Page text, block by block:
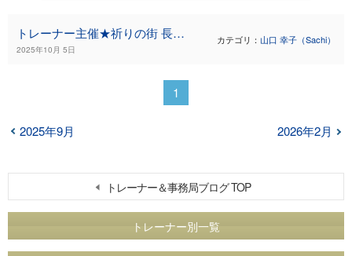
トレーナー＆事務局ブログ TOP
トレーナー別一覧
トレーナー主催★祈りの街 長崎リトリート＆ヘミシンク（3泊4日）3回目のご案内
2025年10月 5日
カテゴリ： 山口 幸子（Sachi）
1
2025年9月 2026年2月